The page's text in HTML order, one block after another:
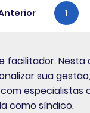
1
facilitador.
sua
como síndico.